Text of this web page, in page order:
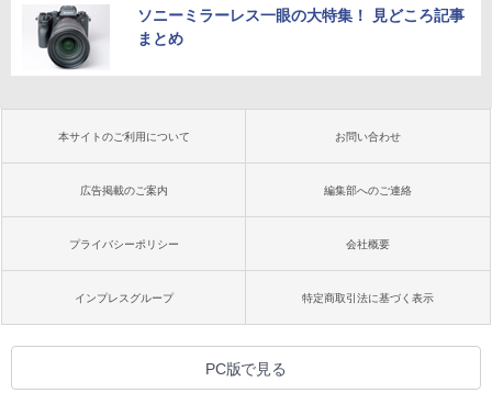
ソニーミラーレス一眼の大特集！ 見どころ記事
まとめ
本サイトのご利用について お問い合わせ
広告掲載のご案内 編集部へのご連絡
プライバシーポリシー 会社概要
インプレスグループ 特定商取引法に基づく表示
PC版で見る